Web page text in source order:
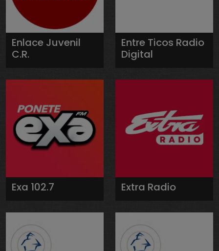
Enlace Juvenil
C.R.
Entre Ticos Radio
Digital
Exa 102.7 Extra Radio